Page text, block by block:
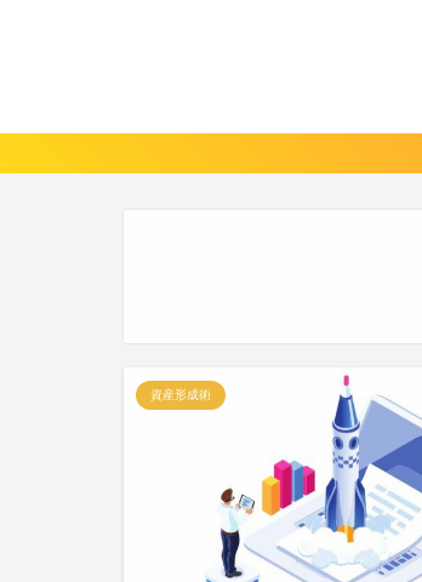
資産形成術